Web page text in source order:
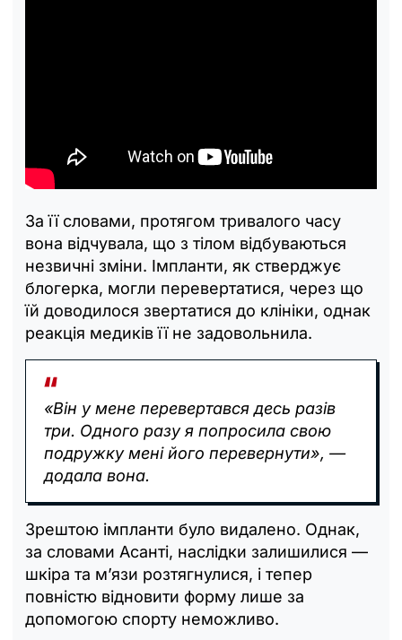
За її словами, протягом тривалого часу
вона відчувала, що з тілом відбуваються
незвичні зміни. Імпланти, як стверджує
блогерка, могли перевертатися, через що
їй доводилося звертатися до клініки, однак
реакція медиків її не задовольнила.
«Він у мене перевертався десь разів
три. Одного разу я попросила свою
подружку мені його перевернути», —
додала вона.
Зрештою імпланти було видалено. Однак,
за словами Асанті, наслідки залишилися —
шкіра та м’язи розтягнулися, і тепер
повністю відновити форму лише за
допомогою спорту неможливо.